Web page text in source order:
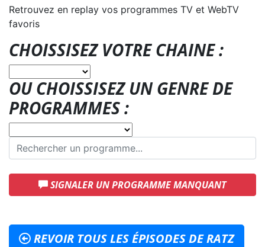
Retrouvez en replay vos programmes TV et WebTV
favoris
CHOISSISEZ VOTRE CHAINE :
OU CHOISSISEZ UN GENRE DE
PROGRAMMES :
SIGNALER UN PROGRAMME MANQUANT
REVOIR TOUS LES ÉPISODES DE RATZ